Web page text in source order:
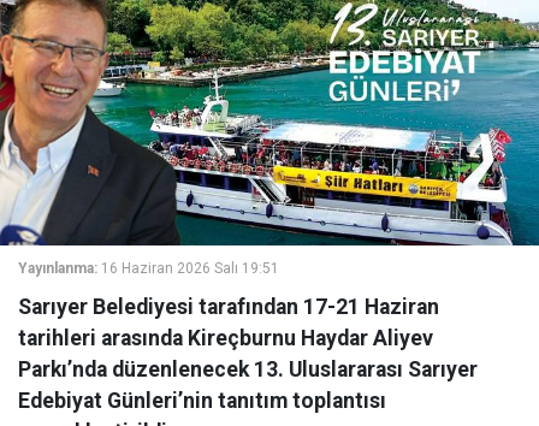
Yayınlanma: 16 Haziran 2026 Salı 19:51
Sarıyer Belediyesi tarafından 17-21 Haziran
tarihleri arasında Kireçburnu Haydar Aliyev
Parkı’nda düzenlenecek 13. Uluslararası Sarıyer
Edebiyat Günleri’nin tanıtım toplantısı